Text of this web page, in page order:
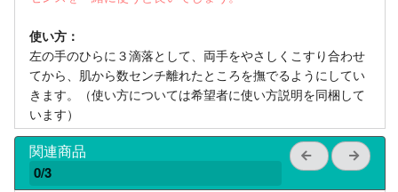
使い方：
左の手のひらに３滴落として、両手をやさしくこすり合わせ
てから、肌から数センチ離れたところを撫でるようにしてい
きます。（使い方については希望者に使い方説明を同梱して
います）
関連商品
0/3